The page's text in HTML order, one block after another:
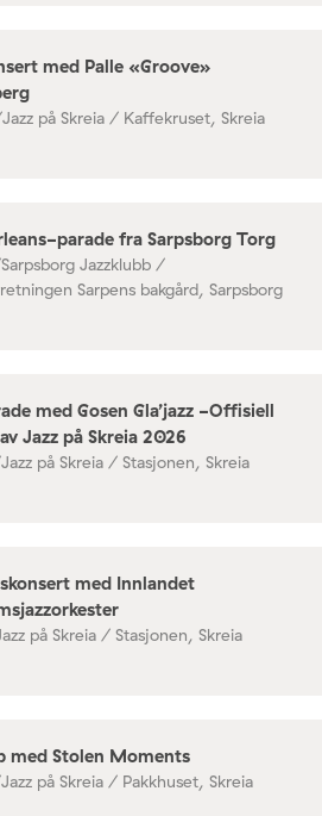
med Palle «Groove»
Jazz på Skreia / Kaffekruset, Skreia
parade fra Sarpsborg Torg
Sarpsborg Jazzklubb /
Sarpens bakgård, Sarpsborg
med Gosen Gla’jazz -Offisiell
Jazz på Skreia 2026
Jazz på Skreia / Stasjonen, Skreia
med Innlandet
på Skreia / Stasjonen, Skreia
med Stolen Moments
Jazz på Skreia / Pakkhuset, Skreia